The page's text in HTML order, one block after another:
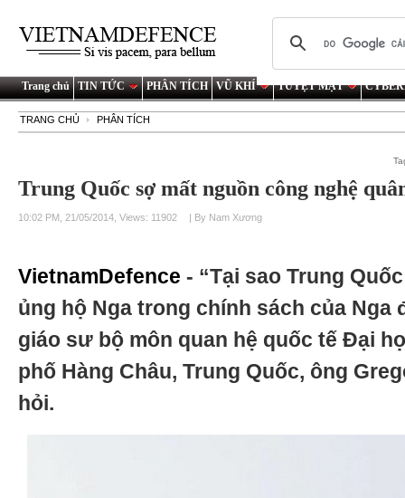
Trang chủ TIN TỨC PHÂN TÍCH VŨ KHÍ TUYỆT MẬT
TRANG CHỦ PHÂN TÍCH
Trung Quốc sợ mất nguồn công nghệ
10:02 PM, 21/05/2014, Views: 11902 | By Nam Xương
VietnamDefence - “Tại sao Trung
ủng hộ Nga trong chính sách của Nga
giáo sư bộ môn quan hệ quốc tế Đại
phố Hàng Châu, Trung Quốc, ông
hỏi.